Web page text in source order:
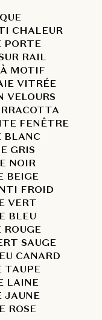
CHALEUR
PORTE
RAIL
MOTIF
VITRÉE
VELOURS
FENÊTRE
BLANC
GRIS
NOIR
BEIGE
FROID
VERT
BLEU
SAUGE
CANARD
TAUPE
LAINE
JAUNE
ROSE